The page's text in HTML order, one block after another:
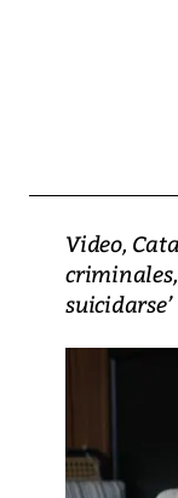
Video,
suicidarse’